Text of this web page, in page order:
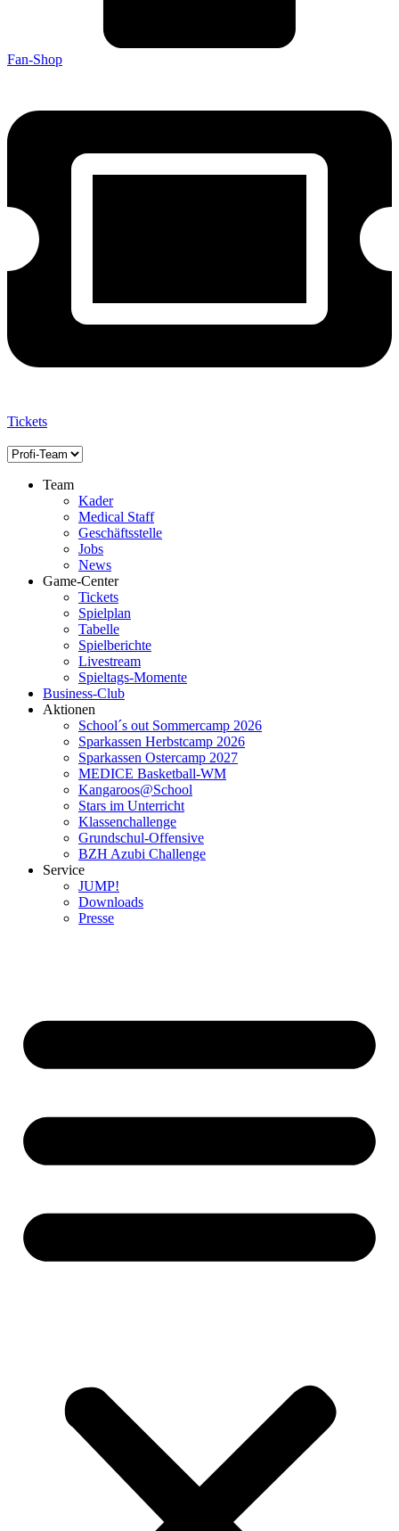
Fan-Shop
Tickets
Team
Kader
Medical Staff
Geschäftsstelle
Jobs
News
Game-Center
Tickets
Spielplan
Tabelle
Spielberichte
Livestream
Spieltags-Momente
Business-Club
Aktionen
School´s out Sommercamp 2026
Sparkassen Herbstcamp 2026
Sparkassen Ostercamp 2027
MEDICE Basketball-WM
Kangaroos@School
Stars im Unterricht
Klassenchallenge
Grundschul-Offensive
BZH Azubi Challenge
Service
JUMP!
Downloads
Presse